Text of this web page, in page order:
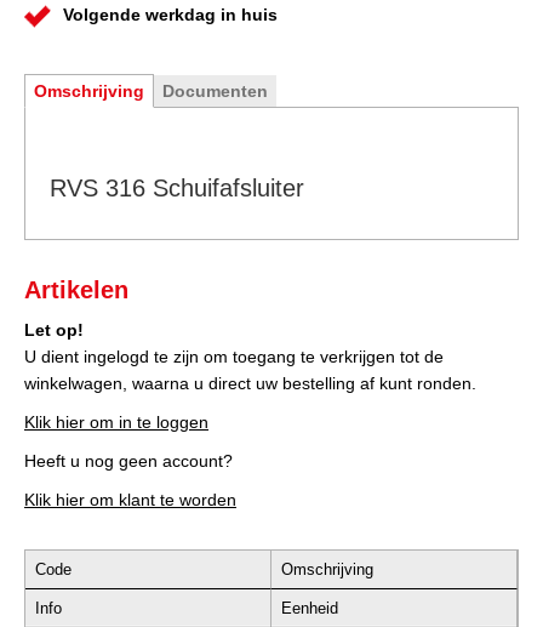
Volgende werkdag in huis
Omschrijving Documenten
RVS 316 Schuifafsluiter
Artikelen
Let op!
U dient ingelogd te zijn om toegang te verkrijgen tot de
winkelwagen, waarna u direct uw bestelling af kunt ronden.
Klik hier om in te loggen
Heeft u nog geen account?
Klik hier om klant te worden
Code Omschrijving
Info Eenheid